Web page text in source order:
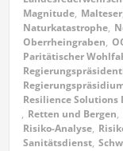
Magnitude, Malteser,
Naturkatastrophe,
Oberrheingraben,
Paritätischer
Resilience Solutions
, Retten und Bergen,
Risiko-Analyse,
Sanitätsdienst,